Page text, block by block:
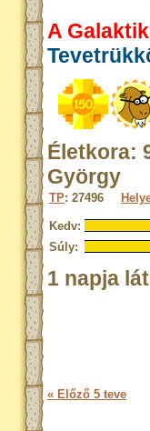
A
Életkora:
György
TP: 27496
Kedv:
Súly:
1 napja
« Előző 5 teve